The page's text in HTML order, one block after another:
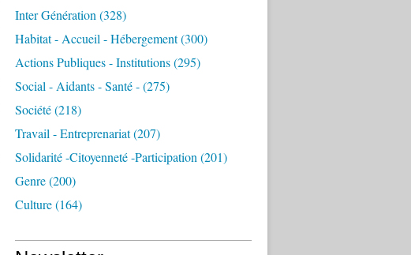
Inter Génération (328)
Habitat - Accueil - Hébergement(300)
Actions Publiques - Institutions(295)
Social - Aidants - Santé -(275)
Société(218)
Travail - Entreprenariat(207)
Solidarité -citoyenneté -participation (201)
Genre(200)
Culture(164)